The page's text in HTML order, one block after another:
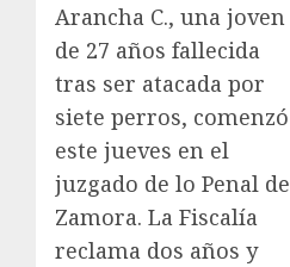
Arancha C., una joven
de 27 años fallecida
tras ser atacada por
siete perros, comenzó
este jueves en el
juzgado de lo Penal de
Zamora. La Fiscalía
reclama dos años y